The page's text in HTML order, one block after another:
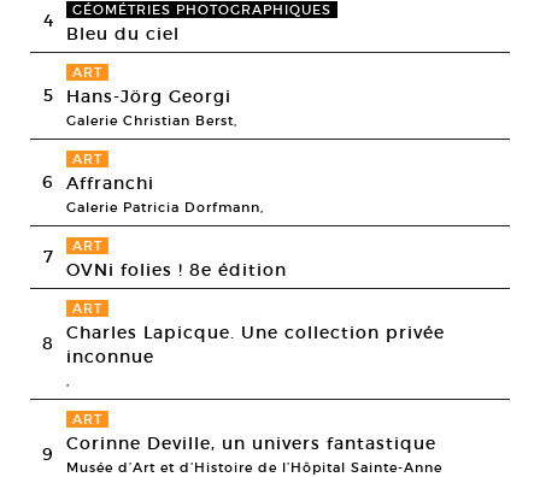
4 GÉOMÉTRIES PHOTOGRAPHIQUES
Bleu du ciel
5
ART
Hans-Jörg Georgi
Galerie Christian Berst,
6
ART
Affranchi
Galerie Patricia Dorfmann,
7 ART
OVNi folies ! 8e édition
8
ART
Charles Lapicque. Une collection privée
inconnue
,
9
ART
Corinne Deville, un univers fantastique
Musée d’Art et d’Histoire de l’Hôpital Sainte-Anne